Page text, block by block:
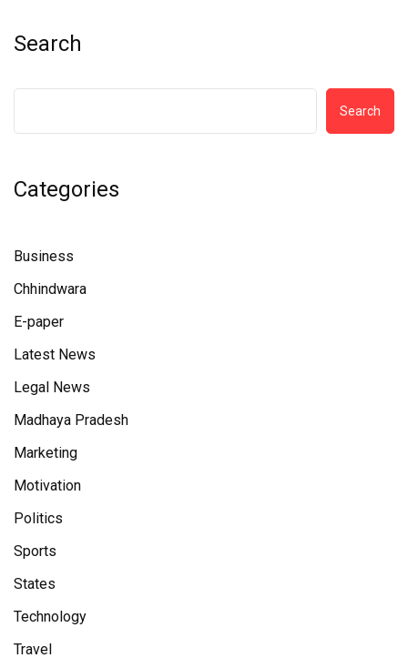
Search
Search
Categories
Business
Chhindwara
E-paper
Latest News
Legal News
Madhaya Pradesh
Marketing
Motivation
Politics
Sports
States
Technology
Travel